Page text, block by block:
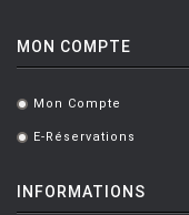
MON COMPTE
. Mon Compte
. E-Réservations
INFORMATIONS